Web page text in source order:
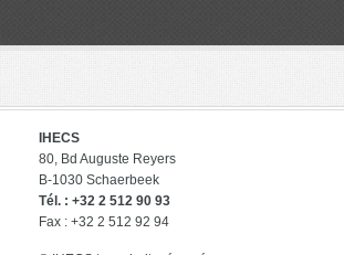
IHECS
80, Bd Auguste Reyers
B-1030 Schaerbeek
Tél. : +32 2 512 90 93
Fax : +32 2 512 92 94